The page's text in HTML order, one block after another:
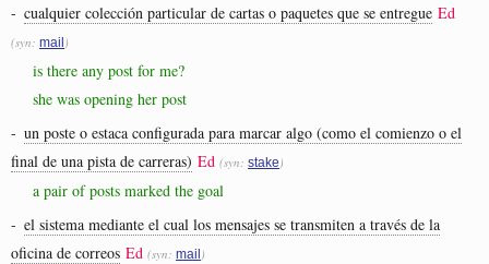
- cualquier colección particular de cartas o paquetes que se entregue Ed
(syn: mail )
is there any post for me?
she was opening her post
- un poste o estaca configurada para marcar algo (como el comienzo o el
final de una pista de carreras) Ed (syn: stake )
a pair of posts marked the goal
- el sistema mediante el cual los mensajes se transmiten a través de la
oficina de correos Ed (syn: mail )